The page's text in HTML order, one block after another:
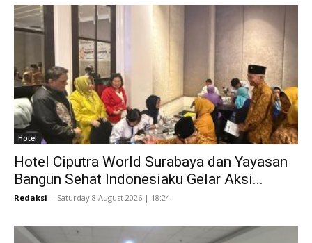
Hotel
Hotel Ciputra World Surabaya dan Yayasan
Bangun Sehat Indonesiaku Gelar Aksi...
Redaksi - Saturday 8 August 2026 | 18:24